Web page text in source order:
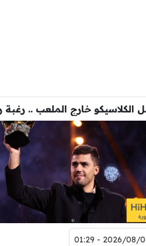
2026/08/06 -